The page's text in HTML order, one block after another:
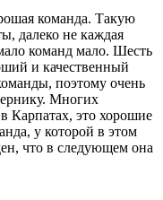
команда. Такую
далеко не каждая
команд мало. Шесть
и качественный
поэтому очень
Многих
Карпатах, это хорошие
у которой в этом
что в следующем она